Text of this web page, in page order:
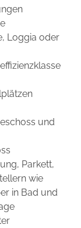
Loggia oder
und
Parkett,
wie
in Bad und